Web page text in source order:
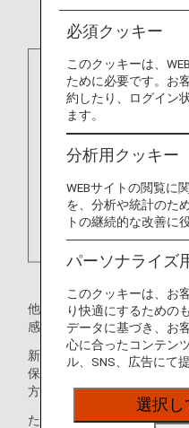
他のお客様に伝染する恐れ
感染症の疑いがある方は原
新型コロナウイルス感染症
保健安全法に定められた感
方も同様に航空機への搭乗
ただし、医師により感染の
必須クッキー
このクッキーは、
ために必要です。お
約したり、ログイン
ます。
分析用クッキー
WEBサイトの閲覧に
を、分析や統計のた
トの継続的な改善に
パーソナライズ
このクッキーは、お
り快適にするための
データに基づき、お
心に合ったコンテン
ル、SNS、広告にて
選択し